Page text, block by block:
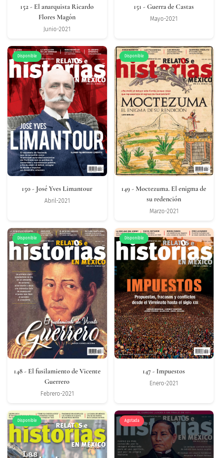
152- El anarquista Ricardo
Flores Magón
Junio-2021
151 - Guerra de Castas
Mayo-2021
Disponible
150- José Yves Limantour
Abril-2021
Disponible
149 - Moctezuma. El enigma de
su redención
Marzo-2021
Disponible
148- El fusilamiento de Vicente
Guerrero
Febrero-2021
Disponible
147- Impuestos
Enero-2021
Disponible Agotada